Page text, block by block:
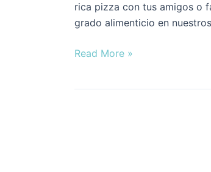
rica pizza con tus amigos o
grado alimenticio en
Read More »